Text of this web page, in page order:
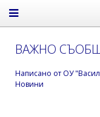
ВАЖНО
Написано от ОУ
Новини